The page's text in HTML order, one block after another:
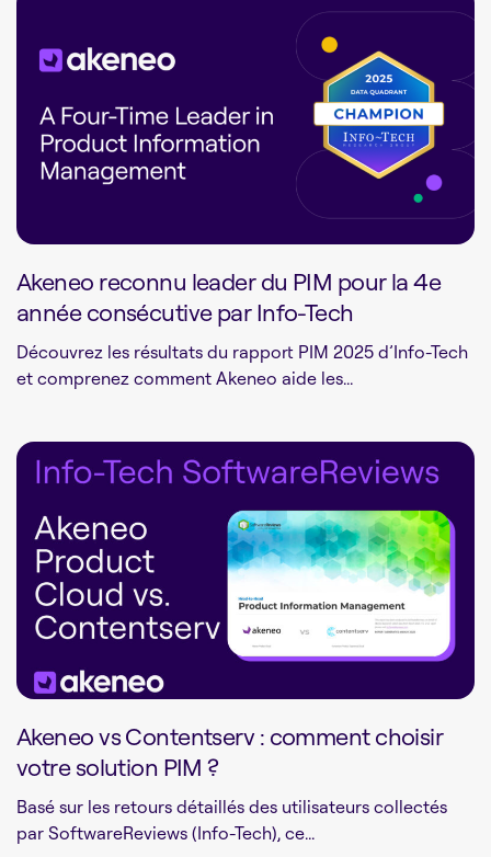
Akeneo reconnu leader du PIM pour la 4e
année consécutive par Info-Tech
Découvrez les résultats du rapport PIM 2025 d’Info-Tech
et comprenez comment Akeneo aide les...
Akeneo vs Contentserv : comment choisir
votre solution PIM ?
Basé sur les retours détaillés des utilisateurs collectés
par SoftwareReviews (Info-Tech), ce...